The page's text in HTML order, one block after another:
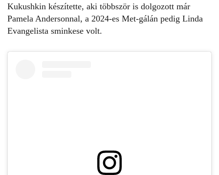
Kukushkin készítette, aki többször is dolgozott már
Pamela Andersonnal, a 2024-es Met-gálán pedig Linda
Evangelista sminkese volt.